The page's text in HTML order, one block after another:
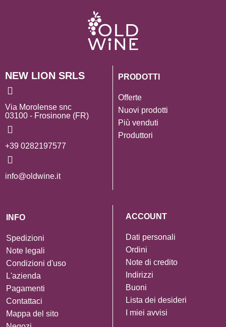
NEW LION SRLS
Via Morolense snc
03100 - Frosinone (FR)
+39 0282197577
info@oldwine.it
PRODOTTI
Offerte
Nuovi prodotti
Più venduti
Produttori
INFO
Spedizioni
Note legali
Condizioni d'uso
L'azienda
Pagamenti
Contattaci
Mappa del sito
ACCOUNT
Dati personali
Ordini
Note di credito
Indirizzi
Buoni
Lista dei desideri
I miei avvisi